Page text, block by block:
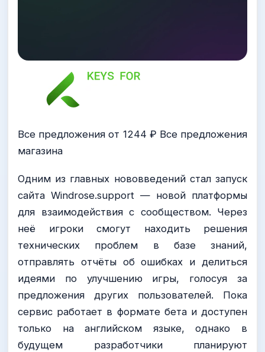
Все предложения от 1244 ₽ Все предложения
магазина
Одним из главных нововведений стал запуск
сайта Windrose.support — новой платформы
для взаимодействия с сообществом. Через
неё игроки смогут находить решения
технических проблем в базе знаний,
отправлять отчёты об ошибках и делиться
идеями по улучшению игры, голосуя за
предложения других пользователей. Пока
сервис работает в формате бета и доступен
только на английском языке, однако в
будущем разработчики планируют